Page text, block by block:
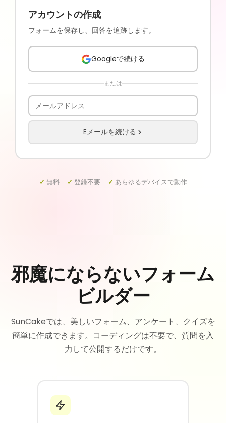
アカウントの作成
フォームを保存し、回答を追跡します。
Googleで続ける
または
Eメールを続ける
✓ 無料 · ✓ 登録不要 · ✓ あらゆるデバイスで動作
邪魔にならないフォーム
ビルダー
SunCakeでは、美しいフォーム、アンケート、クイズを
簡単に作成できます。コーディングは不要で、質問を入
力して公開するだけです。